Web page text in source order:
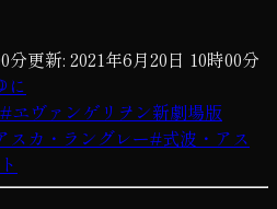
分更新: 2021年6月20日 10時00分
に
#ヱヴァンゲリヲン新劇場版
スカ・ラングレー#式波・アス